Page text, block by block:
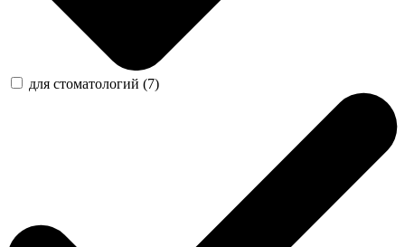
для стоматологий (7)